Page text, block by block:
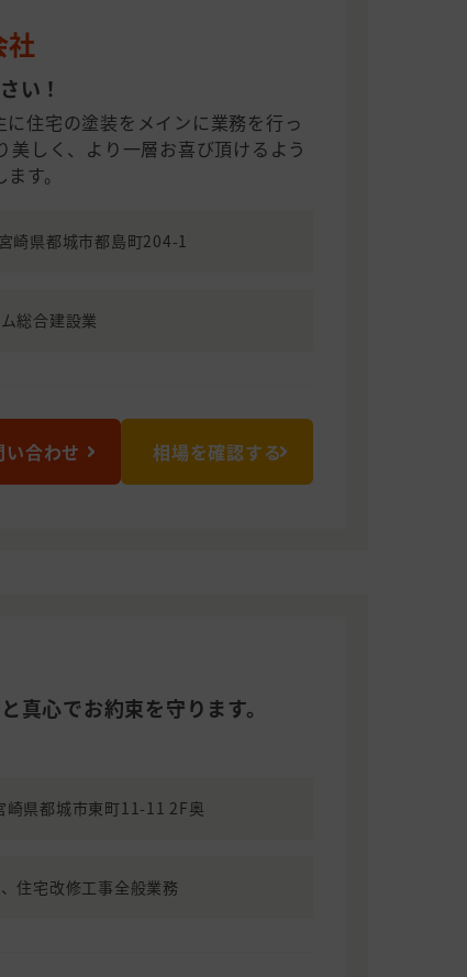
社
い！
住宅の塗装をメインに業務を行っ
美しく、より一層お喜び頂けるよう
す。
崎県都城市都島町204-1
総合建設業
い合わせ 相場を確認する
真心でお約束を守ります。
崎県都城市東町11-11 2F奥
住宅改修工事全般業務